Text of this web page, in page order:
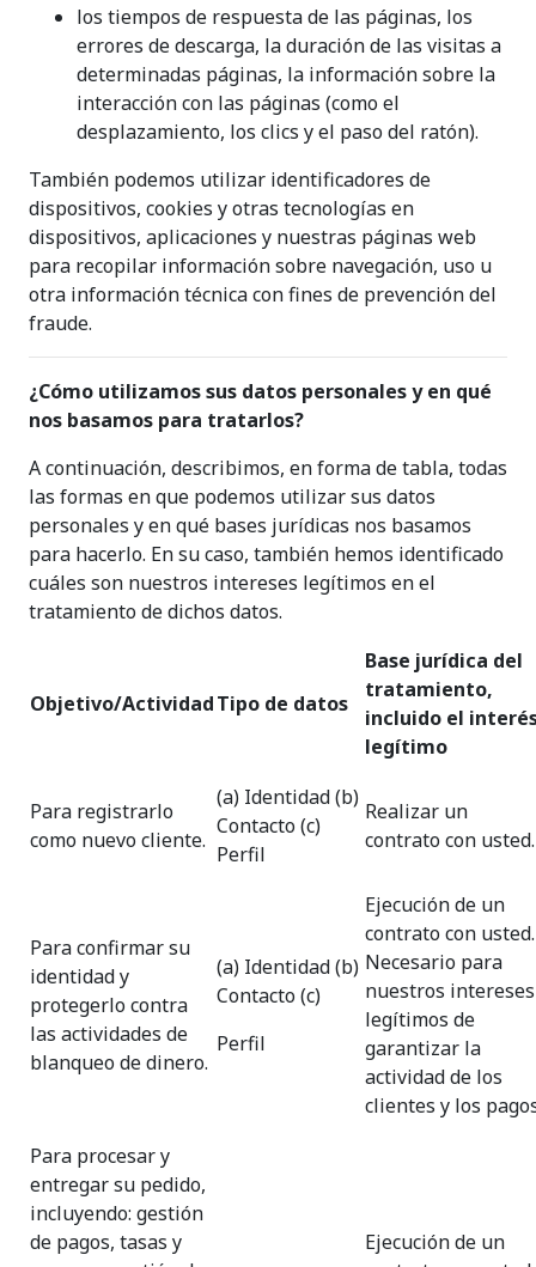
los tiempos de respuesta de las páginas, los
errores de descarga, la duración de las visitas a
determinadas páginas, la información sobre la
interacción con las páginas (como el
desplazamiento, los clics y el paso del ratón).
También podemos utilizar identificadores de
dispositivos, cookies y otras tecnologías en
dispositivos, aplicaciones y nuestras páginas web
para recopilar información sobre navegación, uso u
otra información técnica con fines de prevención del
fraude.
¿Cómo utilizamos sus datos personales y en qué
nos basamos para tratarlos?
A continuación, describimos, en forma de tabla, todas
las formas en que podemos utilizar sus datos
personales y en qué bases jurídicas nos basamos
para hacerlo. En su caso, también hemos identificado
cuáles son nuestros intereses legítimos en el
tratamiento de dichos datos.
Objetivo/ActividadTipo de datos
Base jurídica del
tratamiento,
incluido el
legítimo
Para registrarlo
como nuevo cliente.
(a) Identidad (b)
Contacto (c)
Perfil
Realizar un
contrato con usted.
Para confirmar su
identidad y
protegerlo contra
las actividades de
blanqueo de dinero.
(a) Identidad (b)
Contacto (c)
Perfil
Ejecución de un
contrato con usted.
Necesario para
nuestros intereses
legítimos de
garantizar la
actividad de los
clientes y los
Para procesar y
entregar su pedido,
incluyendo: gestión
de pagos, tasas y
Ejecución de un